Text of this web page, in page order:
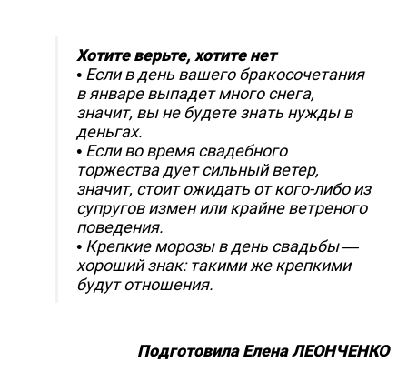
Хотите верьте, хотите нет
• Если в день вашего бракосочетания
в январе выпадет много снега,
значит, вы не будете знать нужды в
деньгах.
• Если во время свадебного
торжества дует сильный ветер,
значит, стоит ожидать от кого-либо из
супругов измен или крайне ветреного
поведения.
• Крепкие морозы в день свадьбы —
хороший знак: такими же крепкими
будут отношения.
Подготовила Елена ЛЕОНЧЕНКО